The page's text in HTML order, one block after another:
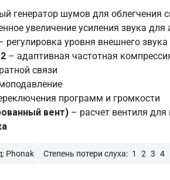
генератор шумов для облегчения
увеличение усиления звука
регулировка уровня внешнего
– адаптивная частотная
связи
программ и громкости
вент) – расчет вентиля
Phonak Степень потери слуха: 1 2 3 4